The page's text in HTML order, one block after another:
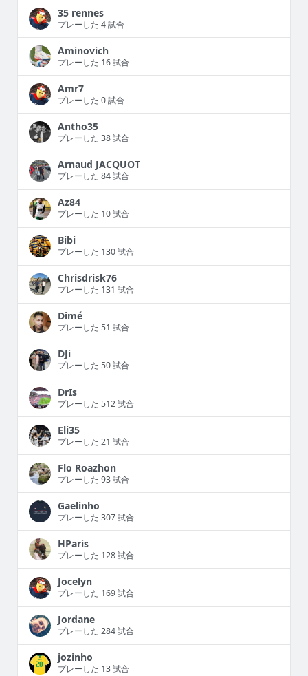
35 rennes
プレーした 4 試合
Aminovich
プレーした 16 試合
Amr7
プレーした 0 試合
Antho35
プレーした 38 試合
Arnaud JACQUOT
プレーした 84 試合
Az84
プレーした 10 試合
Bibi
プレーした 130 試合
Chrisdrisk76
プレーした 131 試合
Dimé
プレーした 51 試合
DJi
プレーした 50 試合
DrIs
プレーした 512 試合
Eli35
プレーした 21 試合
Flo Roazhon
プレーした 93 試合
Gaelinho
プレーした 307 試合
HParis
プレーした 128 試合
Jocelyn
プレーした 169 試合
Jordane
プレーした 284 試合
jozinho
プレーした 13 試合